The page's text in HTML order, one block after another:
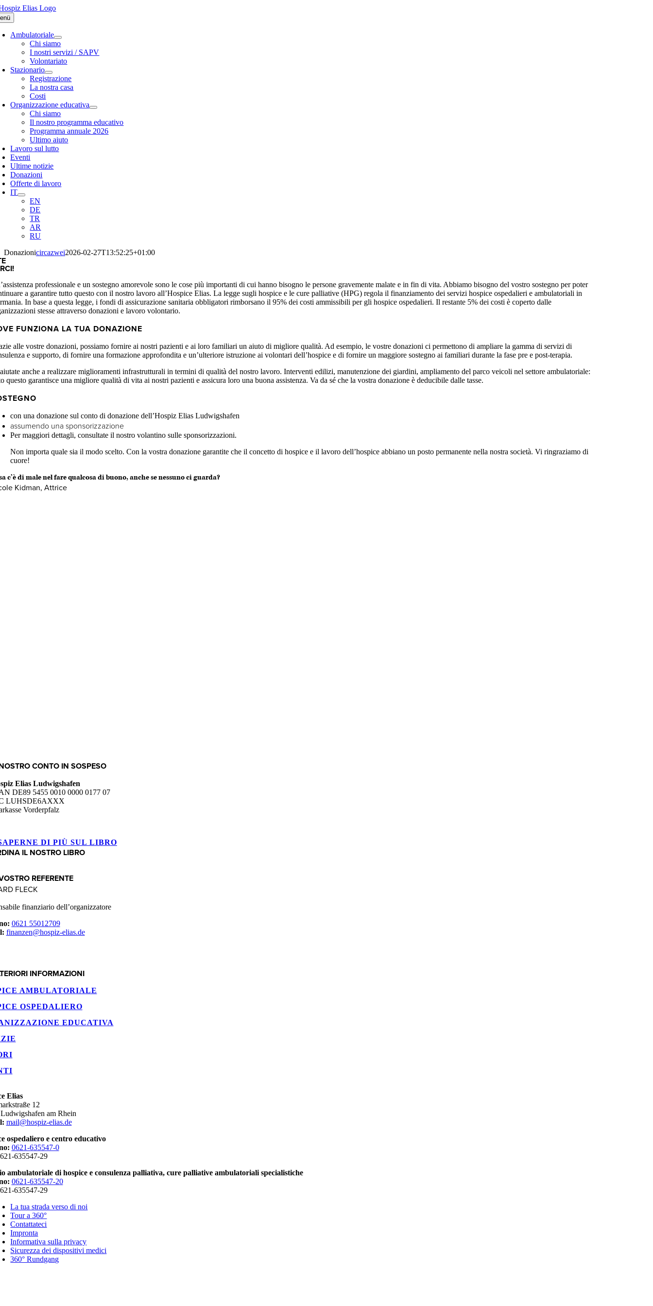
Skip
to
content
Ambulatoriale
Chi siamo
I nostri servizi / SAPV
Volontariato
Stazionario
Registrazione
La nostra casa
Costi
Organizzazione educativa
Chi siamo
Il nostro programma educativo
Programma annuale 2026
Ultimo aiuto
Lavoro sul lutto
Eventi
Ultime notizie
Donazioni
Offerte di lavoro
IT
EN
DE
TR
AR
RU
Donazionicircazwei2026-02-27T13:52:25+01:00
professionale e un sostegno amorevole sono le cose più importanti di cui hanno bisogno le persone gravemente malate e in fin di vita. Abbiamo bisogno del vostro sostegno per poter
a garantire tutto questo con il nostro lavoro all’Hospice Elias. La legge sugli hospice e le cure palliative (HPG) regola il finanziamento dei servizi hospice ospedalieri e ambulatoriali in
In base a questa legge, i fondi di assicurazione sanitaria obbligatori rimborsano il 95% dei costi ammissibili per gli hospice ospedalieri. Il restante 5% dei costi è coperto dalle
stesse attraverso donazioni e lavoro volontario.
FUNZIONA LA TUA DONAZIONE
alle vostre donazioni, possiamo fornire ai nostri pazienti e ai loro familiari un aiuto di migliore qualità. Ad esempio, le vostre donazioni ci permettono di ampliare la gamma di servizi di
e supporto, di fornire una formazione approfondita e un’ulteriore istruzione ai volontari dell’hospice e di fornire un maggiore sostegno ai familiari durante la fase pre e post-terapia.
anche a realizzare miglioramenti infrastrutturali in termini di qualità del nostro lavoro. Interventi edilizi, manutenzione dei giardini, ampliamento del parco veicoli nel settore ambulatoriale:
questo garantisce una migliore qualità di vita ai nostri pazienti e assicura loro una buona assistenza. Va da sé che la vostra donazione è deducibile dalle tasse.
con una donazione sul conto di donazione dell’Hospiz Elias Ludwigshafen
assumendo una sponsorizzazione
Per maggiori dettagli, consultate il nostro volantino sulle sponsorizzazioni.
Non importa quale sia il modo scelto. Con la vostra donazione garantite che il concetto di hospice e il lavoro dell’hospice abbiano un posto permanente nella nostra società. Vi ringraziamo di
cuore!
c’è di male nel fare qualcosa di buono, anche se nessuno ci guarda?
Kidman, Attrice
CONTO IN SOSPESO
Elias Ludwigshafen
DE89 5455 0010 0000 0177 07
LUHSDE6AXXX
Vorderpfalz
DI PIÙ SUL LIBRO
IL NOSTRO LIBRO
REFERENTE
FLECK
finanziario dell’organizzatore
0621 55012709
finanzen@hospiz-elias.de
INFORMAZIONI
AMBULATORIALE
OSPEDALIERO
EDUCATIVA
Elias
12
am Rhein
mail@hospiz-elias.de
ospedaliero e centro educativo
0621-635547-0
635547-29
ambulatoriale di hospice e consulenza palliativa, cure palliative ambulatoriali specialistiche
0621-635547-20
635547-29
La tua strada verso di noi
Tour a 360°
Contattateci
Impronta
Informativa sulla privacy
Sicurezza dei dispositivi medici
360° Rundgang